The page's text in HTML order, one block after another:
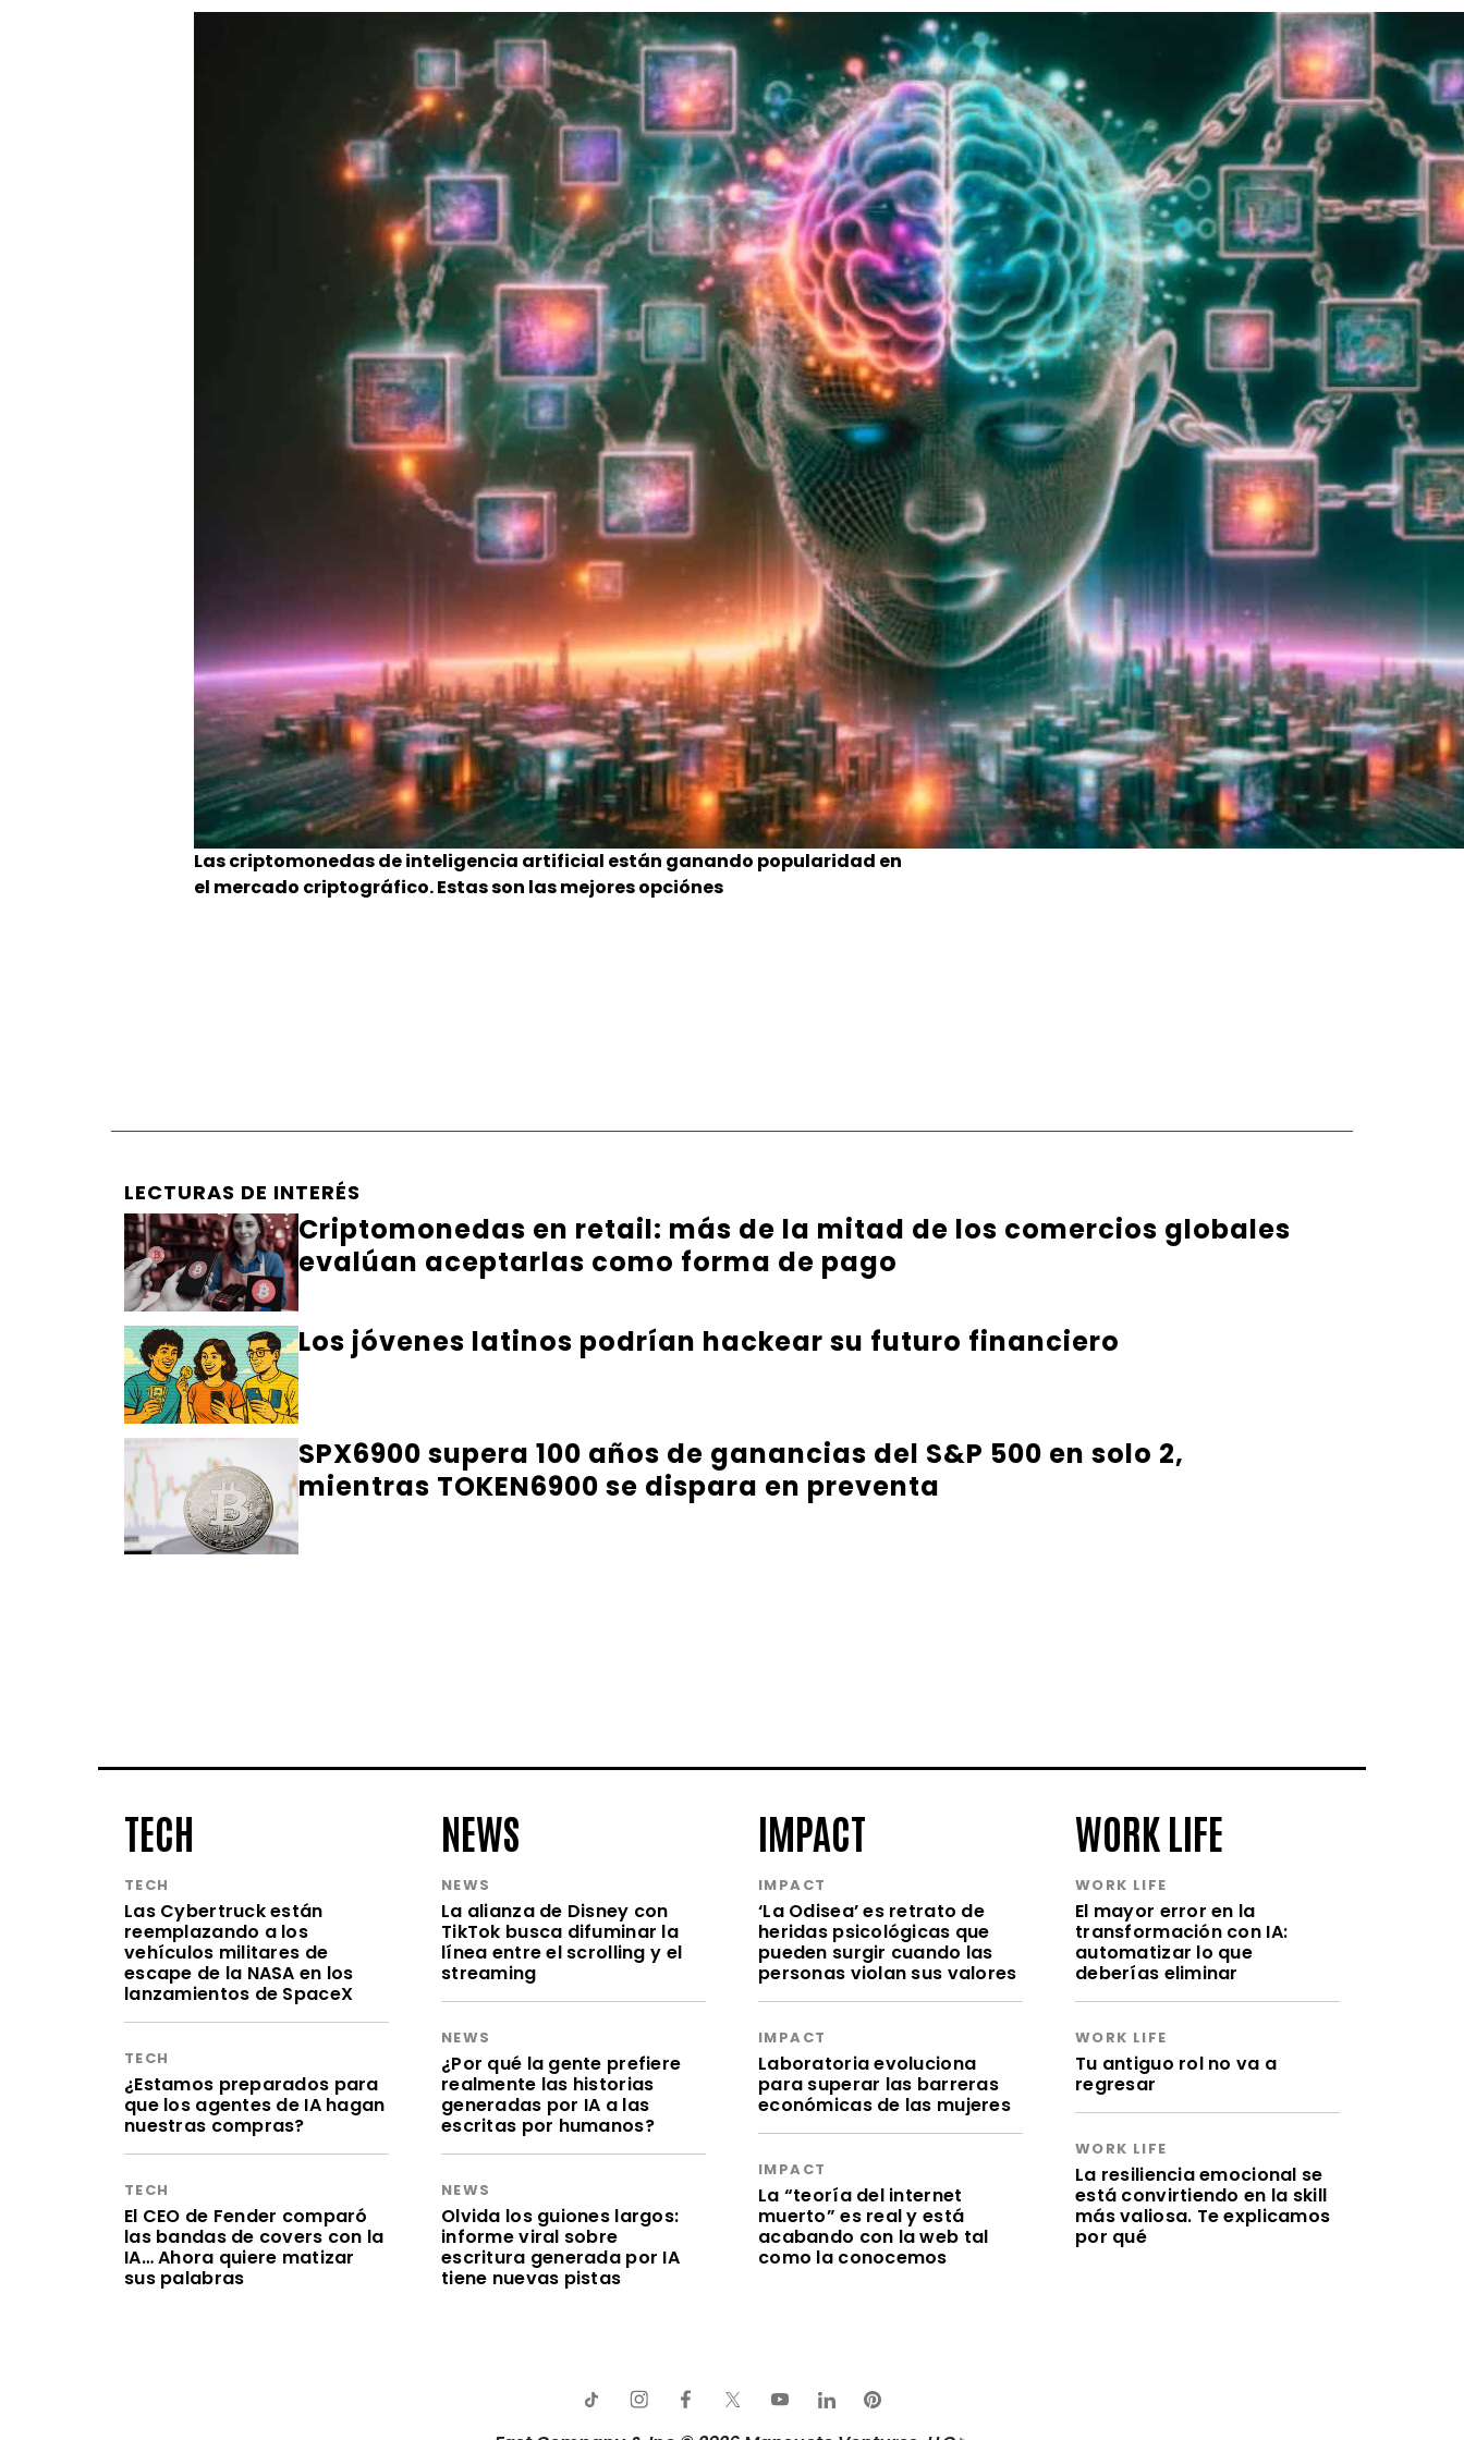
Las criptomonedas de inteligencia artificial están ganando popularidad en
el mercado criptográfico. Estas son las mejores opciónes
LECTURAS DE INTERÉS
Criptomonedas en retail: más de la mitad de los comercios globales
evalúan aceptarlas como forma de pago
Los jóvenes latinos podrían hackear su futuro financiero
SPX6900 supera 100 años de ganancias del S&P 500 en solo 2,
mientras TOKEN6900 se dispara en preventa
TECH
TECH
Las Cybertruck están
reemplazando a los
vehículos militares de
escape de la NASA en los
lanzamientos de SpaceX
TECH
¿Estamos preparados para
que los agentes de IA hagan
nuestras compras?
TECH
El CEO de Fender comparó
las bandas de covers con la
IA… Ahora quiere matizar
sus palabras
NEWS
NEWS
La alianza de Disney con
TikTok busca difuminar la
línea entre el scrolling y el
streaming
NEWS
¿Por qué la gente prefiere
realmente las historias
generadas por IA a las
escritas por humanos?
NEWS
Olvida los guiones largos:
informe viral sobre
escritura generada por IA
tiene nuevas pistas
IMPACT
IMPACT
‘La Odisea’ es retrato de
heridas psicológicas que
pueden surgir cuando las
personas violan sus valores
IMPACT
Laboratoria evoluciona
para superar las barreras
económicas de las mujeres
IMPACT
La “teoría del internet
muerto” es real y está
acabando con la web tal
como la conocemos
WORK LIFE
WORK LIFE
El mayor error en la
transformación con IA:
automatizar lo que
deberías eliminar
WORK LIFE
Tu antiguo rol no va a
regresar
WORK LIFE
La resiliencia emocional se
está convirtiendo en la skill
más valiosa. Te explicamos
por qué